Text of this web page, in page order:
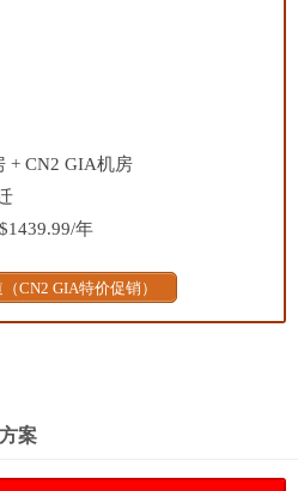
+ CN2 GIA机房
年
CN2 GIA特价促销）
案